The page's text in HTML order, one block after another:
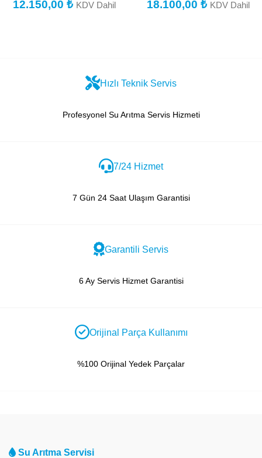
12.150,00 ₺ KDV Dahil 18.100,00 ₺ KDV Dahil
Hızlı Teknik Servis
Profesyonel Su Arıtma Servis Hizmeti
7/24 Hizmet
7 Gün 24 Saat Ulaşım Garantisi
Garantili Servis
6 Ay Servis Hizmet Garantisi
Orijinal Parça Kullanımı
%100 Orijinal Yedek Parçalar
Su Arıtma Servisi